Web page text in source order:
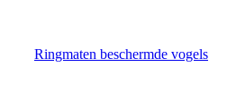
Ringmaten beschermde vogels